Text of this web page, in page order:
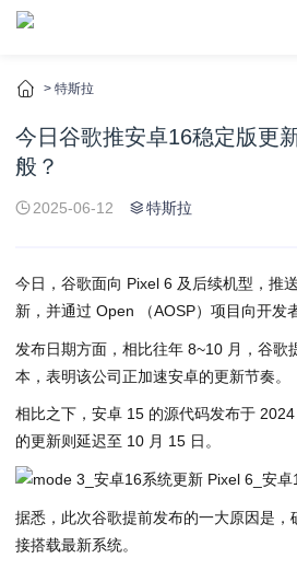
> 特斯拉
今日谷歌推安卓16稳定版更
般？
2025-06-12 特斯拉
今日，谷歌面向 Pixel 6 及后续机型，推
新，并通过 Open （AOSP）项目向开发
发布日期方面，相比往年 8~10 月，谷歌
本，表明该公司正加速安卓的更新节奏。
相比之下，安卓 15 的源代码发布于
的更新则延迟至 10 月 15 日。
据悉，此次谷歌提前发布的一大原因是，
接搭载最新系统。